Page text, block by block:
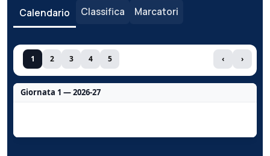
Calendario Classifica Marcatori
1 2 3 4 5 ‹ ›
Giornata 1 — 2026-27